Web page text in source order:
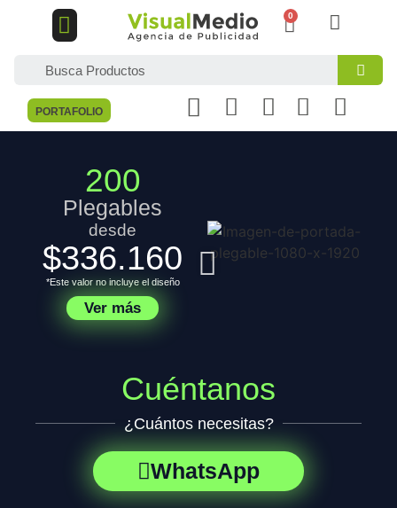
PORTAFOLIO
200
Plegables
desde
$336.160
*Este valor no incluye el diseño
Ver más
Cuéntanos
¿Cuántos necesitas?
WhatsApp